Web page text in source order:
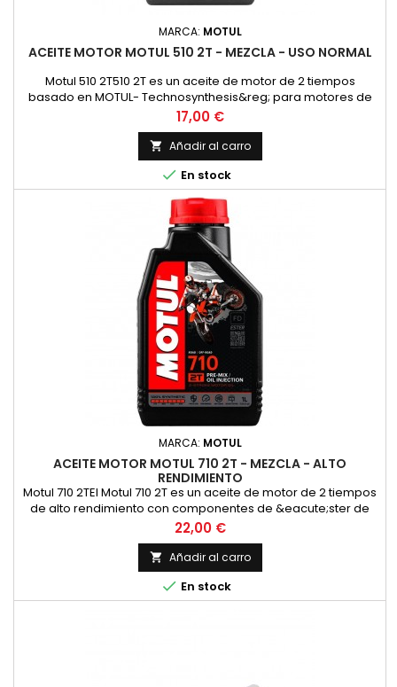
MARCA: MOTUL
ACEITE MOTOR MOTUL 510 2T - MEZCLA - USO NORMAL
Motul 510 2T510 2T es un aceite de motor de 2 tiempos
basado en MOTUL- Technosynthesis&reg; para motores de
moto modernos de 2T para esfuerzos normales en el uso
diario en todos los motores de 2 tiempos con
inyecci&oacute;n o carburador. Adecuado para la
lubricaci&oacute;n mixta y separada. Compatible con los
modernos sistemas de postratamiento de gases...
Precio
17,00 €
 Añadir al carro
 En stock
MARCA: MOTUL
ACEITE MOTOR MOTUL 710 2T - MEZCLA - ALTO
RENDIMIENTO
Motul 710 2TEl Motul 710 2T es un aceite de motor de 2 tiempos
de alto rendimiento con componentes de &eacute;ster de
alta calidad para las m&aacute;s altas exigencias en las
carreras y en la carretera en todos los motores de 2 tiempos
con inyecci&oacute;n o carburador. Adecuado para la
lubricaci&oacute;n mixta y separada. Compatible con los
modernos...
Precio
22,00 €
 Añadir al carro
 En stock